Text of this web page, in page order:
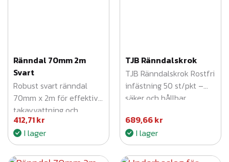
r
e
n
a
Ränndal 70mm 2m
Svart
Robust svart ränndal
70mm x 2m för effektiv
takavvattning och
långvarigt skydd.
412,71kr
I lager
TJB Ränndalskrok
TJB Ränndalskrok Rostfri
infästning 50 st/pkt –
säker och hållbar
rostfritt stål.
689,66kr
I lager